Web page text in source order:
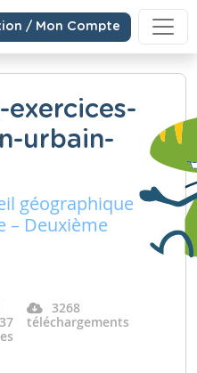
/ Mon Compte
exercices-
urbain-
géographique
– Deuxième
3268
téléchargements